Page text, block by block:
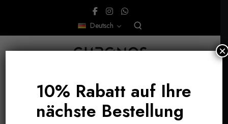
Deutsch
DISCOVERY BOX MÄRZ 2025
10% Rabatt auf Ihre
nächste Bestellung
×